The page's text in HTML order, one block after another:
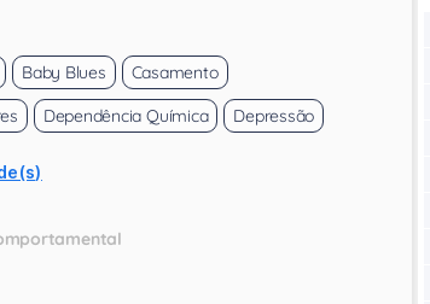
Baby Blues
Casamento
Dependência Química Depressão